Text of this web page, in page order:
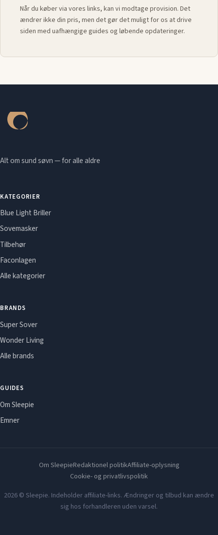
Når du køber via vores links, kan vi modtage provision. Det
ændrer ikke din pris, men det gør det muligt for os at drive
siden med uafhængige guides og løbende opdateringer.
Alt om sund søvn — for alle aldre
KATEGORIER
Blue Light Briller
Sovemasker
Tilbehør
Faconlagen
Alle kategorier
BRANDS
Super Sover
Wonder Living
Alle brands
GUIDES
Om Sleepie
Emner
Om SleepieRedaktionel politikAffiliate-oplysning
Cookie- og privatlivspolitik
2026 © Sleepie. Indeholder affiliate-links. Ændringer og tilbud kan ændre
sig hos forhandleren uden varsel.